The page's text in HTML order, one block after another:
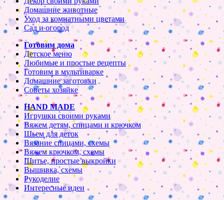
Домашние животные
Уход за комнатными цветами
Сад и огород
Готовим дома
Детское меню
Любимые и простые рецепты
Готовим в мультиварке
Домашние заготовки
Советы хозяйке
HAND MADE
Игрушки своими руками
Вяжем детям, спицами и крючком
Шьем для деток
Вязание спицами, схемы
Вяжем крючком, схемы
Шитье, простые выкройки
Вышивка, схемы
Рукоделие
Интересные идеи